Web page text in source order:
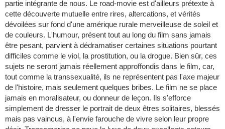
partie intégrante de nous. Le road-movie est d'ailleurs prétexte à
cette découverte mutuelle entre rires, altercations, et vérités
dévoilées sur fond d'une amérique rurale merveilleuse de soleil et
de couleurs. L'humour, présent tout au long du film sans jamais
être pesant, parvient à dédramatiser certaines situations pourtant
difficiles comme le viol, la prostitution, ou la drogue. Bien sûr, ces
sujets ne seront jamais réellement approffondis dans le film, car,
tout comme la transsexualité, ils ne représentent pas l'axe majeur
de l'histoire, mais seulement quelques bribes. Le film ne se place
jamais en moralisateur, ou donneur de leçon. Ils s'efforce
simplement de dresser le portrait de deux êtres solitaires, blessés
mais pas vaincus, à l'envie farouche de vivre selon leur propre